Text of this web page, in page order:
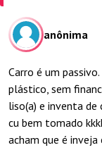
anônima
Carro é um
plástico, sem
liso(a) e inventa
cu bem tomado
acham que é